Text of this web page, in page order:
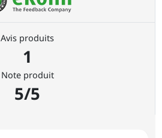
Avis produits
1
Note produit
5/5